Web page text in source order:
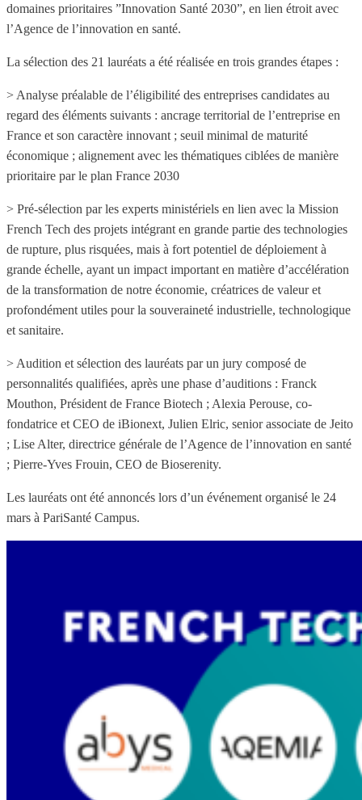
domaines prioritaires ”Innovation Santé 2030”, en lien étroit avec
l’Agence de l’innovation en santé.
La sélection des 21 lauréats a été réalisée en trois grandes étapes :
> Analyse préalable de l’éligibilité des entreprises candidates au
regard des éléments suivants : ancrage territorial de l’entreprise en
France et son caractère innovant ; seuil minimal de maturité
économique ; alignement avec les thématiques ciblées de manière
prioritaire par le plan France 2030
> Pré-sélection par les experts ministériels en lien avec la Mission
French Tech des projets intégrant en grande partie des technologies
de rupture, plus risquées, mais à fort potentiel de déploiement à
grande échelle, ayant un impact important en matière d’accélération
de la transformation de notre économie, créatrices de valeur et
profondément utiles pour la souveraineté industrielle, technologique
et sanitaire.
> Audition et sélection des lauréats par un jury composé de
personnalités qualifiées, après une phase d’auditions : Franck
Mouthon, Président de France Biotech ; Alexia Perouse, co-
fondatrice et CEO de iBionext, Julien Elric, senior associate de Jeito
; Lise Alter, directrice générale de l’Agence de l’innovation en santé
; Pierre-Yves Frouin, CEO de Bioserenity.
Les lauréats ont été annoncés lors d’un événement organisé le 24
mars à PariSanté Campus.